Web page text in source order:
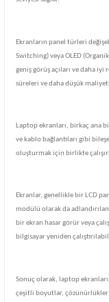
Ekranların panel türleri
Switching) veya OLED
geniş görüş açıları ve daha iyi
süreleri ve daha düşük
Laptop ekranları, birkaç ana
ve kablo bağlantıları gibi
oluşturmak için birlikte
Ekranlar, genellikle bir LCD
modülü olarak da
bir ekran hasar görür veya
bilgisayar yeniden
Sonuç olarak, laptop
çeşitli boyutlar, çözünürlükler